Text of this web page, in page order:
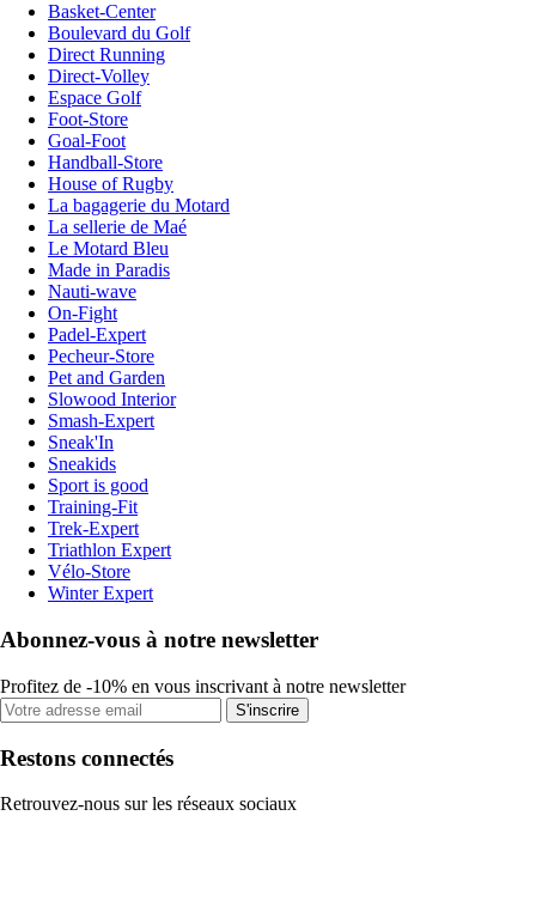
Basket-Center
Boulevard du Golf
Direct Running
Direct-Volley
Espace Golf
Foot-Store
Goal-Foot
Handball-Store
House of Rugby
La bagagerie du Motard
La sellerie de Maé
Le Motard Bleu
Made in Paradis
Nauti-wave
On-Fight
Padel-Expert
Pecheur-Store
Pet and Garden
Slowood Interior
Smash-Expert
Sneak'In
Sneakids
Sport is good
Training-Fit
Trek-Expert
Triathlon Expert
Vélo-Store
Winter Expert
Abonnez-vous à notre newsletter
Profitez de -10% en vous inscrivant à notre newsletter
S'inscrire
Restons connectés
Retrouvez-nous sur les réseaux sociaux